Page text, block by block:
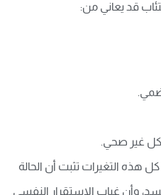
قد يعاني من:
غير صحي.
هذه التغيرات تثبت أن الحالة
وأن غياب الاستقرار النفسي